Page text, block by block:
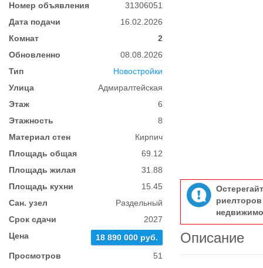
Номер объявления
31306051
Дата подачи
16.02.2026
Комнат
2
Обновленно
08.08.2026
Тип
Новостройки
Улица
Адмиралтейская
Этаж
6
Этажность
8
Материал стен
Кирпич
Площадь общая
69.12
Площадь жилая
31.88
Площадь кухни
15.45
Сан. узел
Раздельный
Срок сдачи
2027
Цена
18 890 000 руб.
Просмотров
51
Описание